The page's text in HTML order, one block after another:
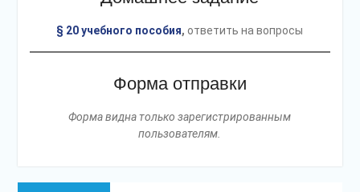
§ 20 учебного пособия, ответить на вопросы
Форма отправки
Форма видна только зарегистрированным
пользователям.
Навигация